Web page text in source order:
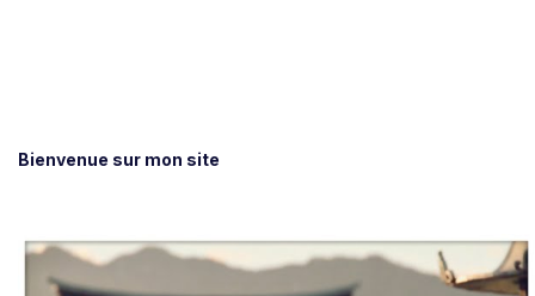
Bienvenue sur mon site